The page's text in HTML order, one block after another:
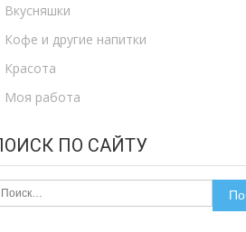
Вкусняшки
Кофе и другие напитки
Красота
Моя работа
ПО САЙТУ